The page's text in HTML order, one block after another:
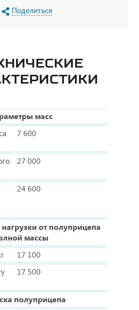
Поделиться
масс
7 600
27 000
24 600
от полуприцепа
массы
17 100
17 500
полуприцепа